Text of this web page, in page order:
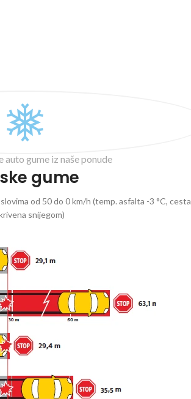
auto gume iz naše ponude
gume
od 50 do 0 km/h (temp. asfalta -3 °C, cesta
snijegom)